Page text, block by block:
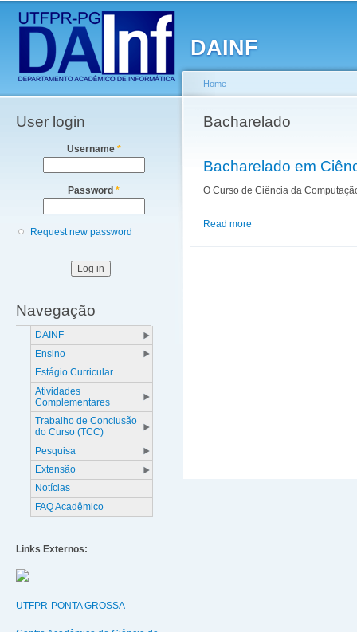
DAINF
Main menu
User login
Username *
Password *
Request new password
Navegação
DAINF
Ensino
Estágio Curricular
Atividades
Complementares
Trabalho de Conclusão
do Curso (TCC)
Pesquisa
Extensão
Notícias
FAQ Acadêmico
Links Externos:
UTFPR-PONTA GROSSA
You are here
Home
Bacharelado
Bacharelado em
O Curso de Ciência da
Read more